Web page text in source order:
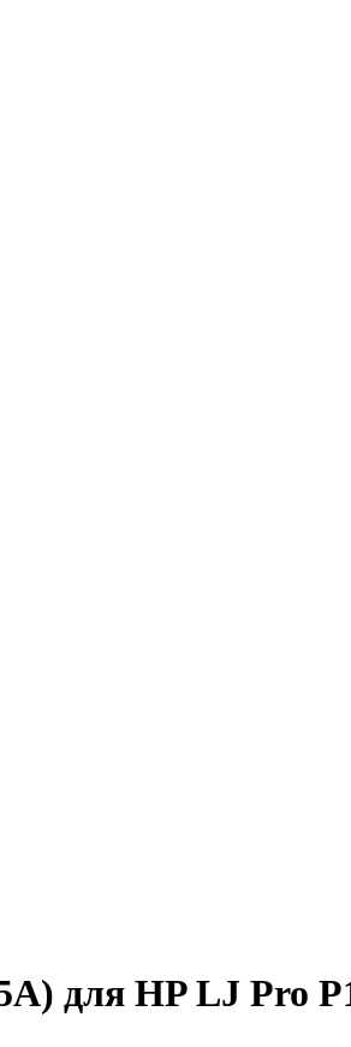
для HP LJ Pro